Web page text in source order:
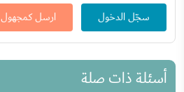
سجّل الدخول ارسل كمجهول
أسئلة ذات صلة